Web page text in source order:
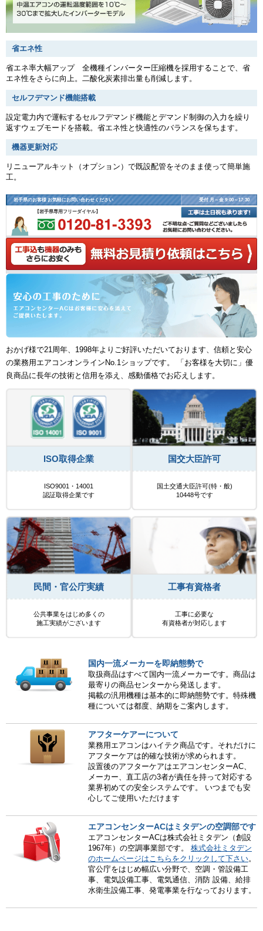
省エネ性
省エネ率大幅アップ 全機種インバーター圧縮機を採用することで、省
エネ性をさらに向上。二酸化炭素排出量も削減します。
セルフデマンド機能搭載
設定電力内で運転するセルフデマンド機能とデマンド制御の入力を繰り
返すウェブモードを搭載。省エネ性と快適性のバランスを保ちます。
機器更新対応
リニューアルキット（オプション）で既設配管をそのまま使って簡単施
工。
岩手県のお客様 お気軽にお問い合わせください 受付 月～金 9:00～17:30
【岩手県専用フリーダイヤル】
おかげ様で21周年、1998年よりご好評いただいております、信頼と安心
の業務用エアコンオンラインNo.1ショップです。 「お客様を大切に」優
良商品に長年の技術と信用を添え、感動価格でお応えします。
ISO取得企業
ISO9001・14001
認証取得企業です
国交大臣許可
国土交通大臣許可(特・般)
10448号です
民間・官公庁実績
公共事業をはじめ多くの
施工実績がございます
工事有資格者
工事に必要な
有資格者が対応します
国内一流メーカーを即納態勢で
取扱商品はすべて国内一流メーカーです。商品は
最寄りの商品センターから発送します。
掲載の汎用機種は基本的に即納態勢です。特殊機
種については都度、納期をご案内します。
アフターケアーについて
業務用エアコンはハイテク商品です。それだけに
アフターケアは的確な技術が求められます。
設置後のアフターケアはエアコンセンターAC、
メーカー、直工店の3者が責任を持って対応する
業界初めての安全システムです。 いつまでも安
心してご使用いただけます
エアコンセンターACはミタデンの空調部です
エアコンセンターACは株式会社ミタデン（創設
1967年）の空調事業部です。 株式会社ミタデン
のホームページはこちらをクリックして下さい。
官公庁をはじめ幅広い分野で、空調・管設備工
事、電気設備工事、電気通信、消防 設備、給排
水衛生設備工事、発電事業を行なっております。